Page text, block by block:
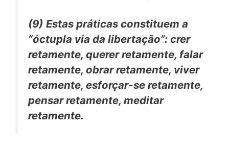
(9) Estas práticas constituem a
“óctupla via da libertação”: crer
retamente, querer retamente, falar
retamente, obrar retamente, viver
retamente, esforçar-se retamente,
pensar retamente, meditar
retamente.